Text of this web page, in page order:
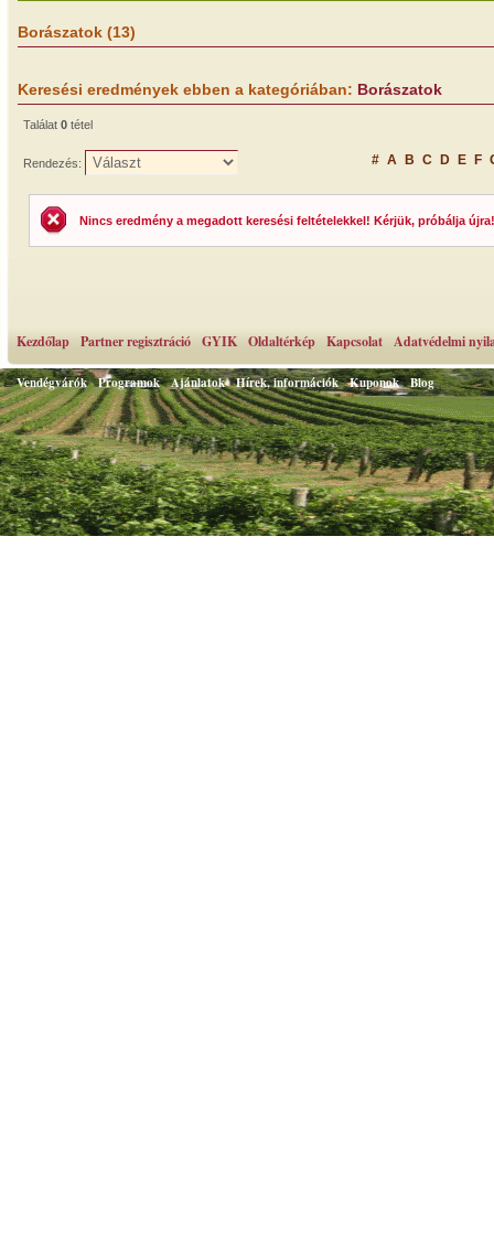
Borászatok (13)
Keresési eredmények ebben a kategóriában: Borászatok
Találat 0 tétel
Rendezés: # A B C D E F
Nincs eredmény a megadott keresési feltételekkel! Kérjük, próbálja újra!
Kezdőlap Partner regisztráció GYIK Oldaltérkép Kapcsolat Adatvédelmi
Vendégvárók Programok Ajánlatok Hírek, információk Kuponok Blog